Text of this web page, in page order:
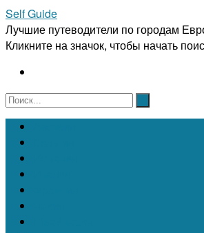
Self Guide
Лучшие путеводители по городам
Кликните на значок, чтобы начать